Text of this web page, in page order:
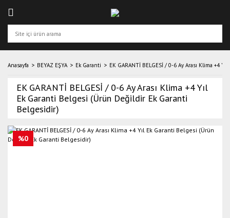
Anasayfa BEYAZ EŞYA Ek Garanti EK GARANTİ BELGESİ / 0-6 Ay Arası Klima +4
EK GARANTİ BELGESİ / 0-6 Ay Arası Klima +4 Yıl
Ek Garanti Belgesi (Ürün Değildir Ek Garanti
Belgesidir)
%0